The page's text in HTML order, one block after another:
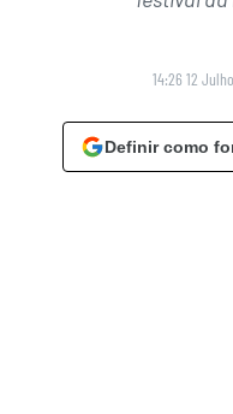
14:26 12
Definir como